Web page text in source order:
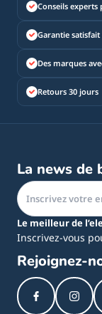
Conseils
Garantie
Des marques
Retours 30 jours
La news de
Le meilleur de
Inscrivez-vous
Rejoignez-